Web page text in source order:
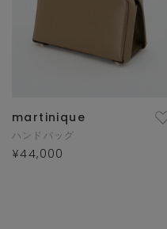
martinique
ハンドバッグ
¥44,000